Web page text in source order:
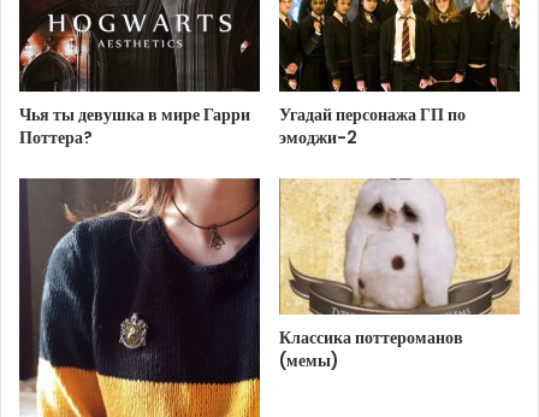
Чья ты девушка в мире Гарри
Поттера?
Угадай персонажа ГП по
эмоджи-2
Классика поттероманов
(мемы)